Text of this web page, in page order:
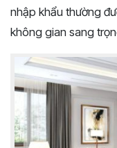
nhập khẩu thường
không gian sang